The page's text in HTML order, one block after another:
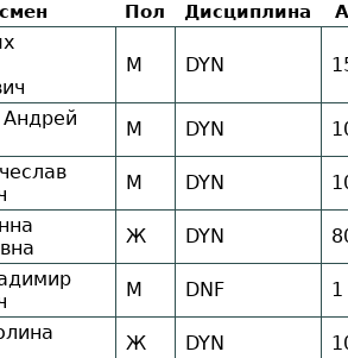
Пол Дисциплина
М DYN
Андрей
М DYN
М DYN
Ж DYN
М DNF 1
Ж DYN